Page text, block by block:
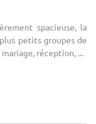
spacieuse, la
petits groupes de
réception, ...